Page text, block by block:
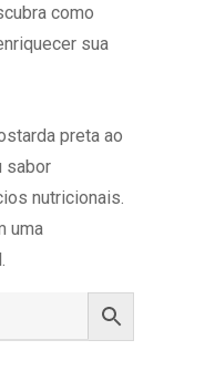
como
sua
preta ao
sabor
nutricionais.
uma